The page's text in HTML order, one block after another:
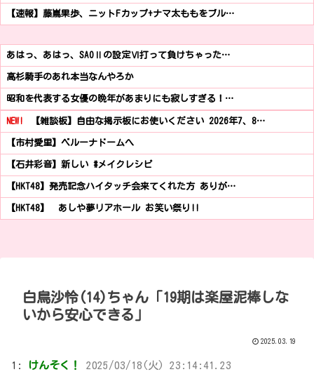
【速報】藤嶌果歩、ニットFカップ+ナマ太ももをブル…
あはっ、あはっ、SAOⅡの設定Ⅵ打って負けちゃった…
高杉騎手のあれ本当なんやろか
昭和を代表する女優の晩年があまりにも寂しすぎる！…
NEW! 【雑談板】自由な掲示板にお使いください 2026年7、8…
【市村愛里】ベルーナドームへ
【石井彩音】新しい #メイクレシピ
【HKT48】発売記念ハイタッチ会来てくれた方 ありが…
【HKT48】 あしや夢リアホール お笑い祭り!!
白鳥沙怜(14)ちゃん「19期は楽屋泥棒しな
いから安心できる」
2025.03.19
1: けんそく！ 2025/03/18(火) 23:14:41.23